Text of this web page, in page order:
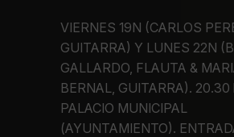
VIERNES 19N (CARLOS
GUITARRA) Y LUNES 22N
GALLARDO, FLAUTA &
BERNAL, GUITARRA). 20.30
PALACIO MUNICIPAL
(AYUNTAMIENTO).